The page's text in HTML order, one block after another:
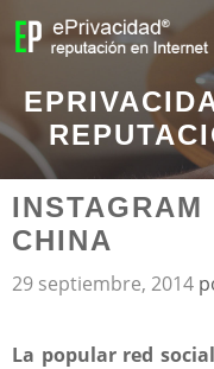
CHINA
29 septiembre, 2014
La popular red